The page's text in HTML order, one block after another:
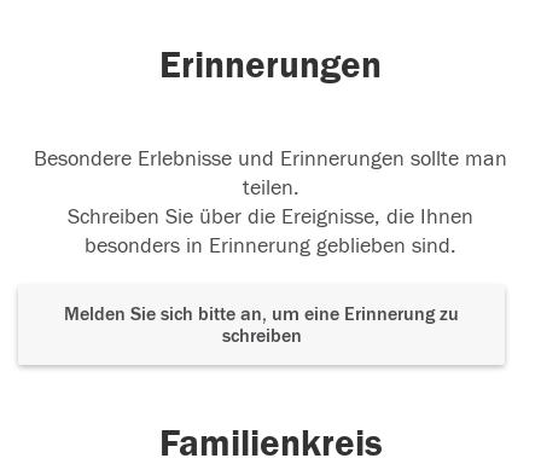
Erinnerungen
Besondere Erlebnisse und Erinnerungen sollte man
teilen.
Schreiben Sie über die Ereignisse, die Ihnen
besonders in Erinnerung geblieben sind.
Melden Sie sich bitte an, um eine Erinnerung zu
schreiben
Familienkreis